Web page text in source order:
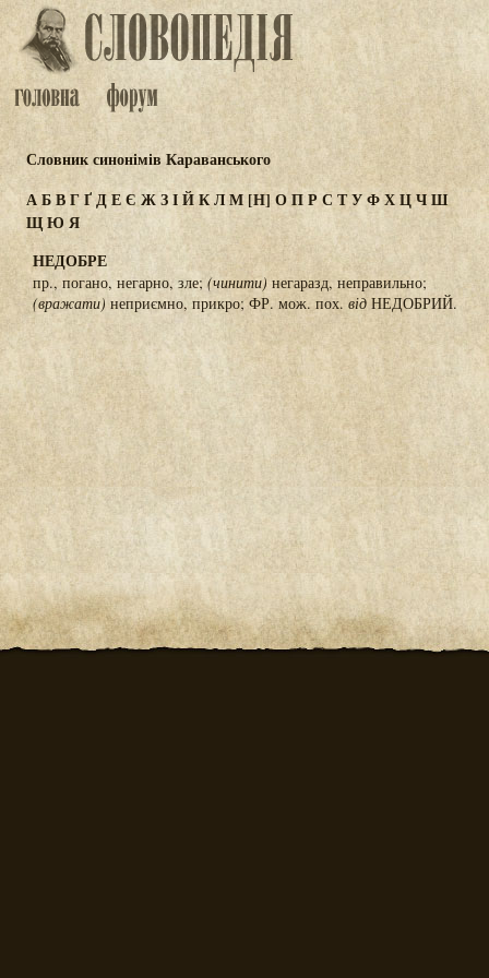
Словник синонімів Караванського
АБВГҐДЕЄ ЖЗІЙКЛМ [Н] ОПР С ТУФХЦЧШ
ЩЮ Я
НЕДОБРЕ
пр., погано, негарно, зле; (чинити) негаразд, неправильно;
(вражати) неприємно, прикро; ФР. мож. пох. відНЕДОБРИЙ.